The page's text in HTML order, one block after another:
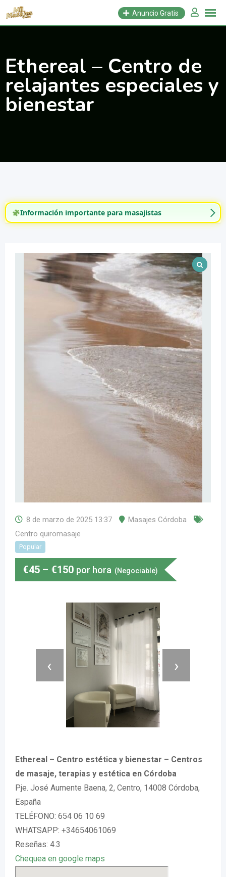
Saltar
Anuncio Gratis
Ethereal – Centro de
relajantes especiales y
bienestar
Información importante para masajistas
8 de marzo de 2025 13:37
Masajes Córdoba
Centro quiromasaje
Popular
€45 – €150 por hora (Negociable)
‹ ›
Ethereal – Centro estética y bienestar – Centros
de masaje, terapias y estética en Córdoba
Pje. José Aumente Baena, 2, Centro, 14008 Córdoba,
España
TELÉFONO: 654 06 10 69
WHATSAPP: +34654061069
Reseñas: 4.3
Chequea en google maps